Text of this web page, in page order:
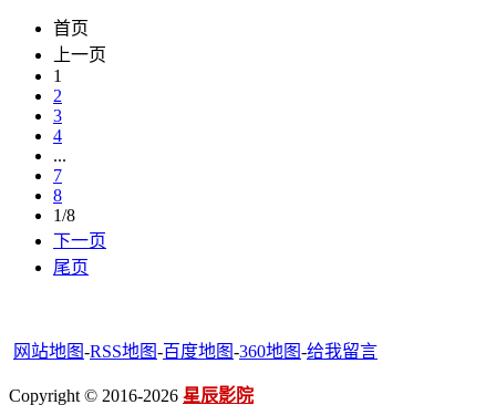
首页
上一页
1
2
3
4
...
7
8
1/8
下一页
尾页
网站地图-RSS地图-百度地图-360地图-给我留言
Copyright © 2016-2026 星辰影院